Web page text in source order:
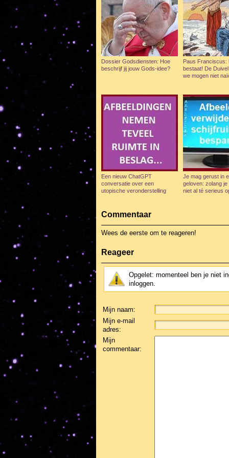
Dossier Godsdiensten: Hoe
beschrijf jij jouw Gods-idee?
Paus Franciscus:
bestaat! De
we mogen niet
Een nieuw ChatGPT
conversatie over een
utopische veronderstelling
Je mag gerust in
geloven: zolang je
niet al té serieus
Commentaar
Wees de eerste om te reageren!
Reageer
Opgelet: momenteel ben je niet
inloggen.
Mijn naam:
Mijn e-mail
adres:
Mijn
commentaar: